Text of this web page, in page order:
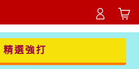
精選強打